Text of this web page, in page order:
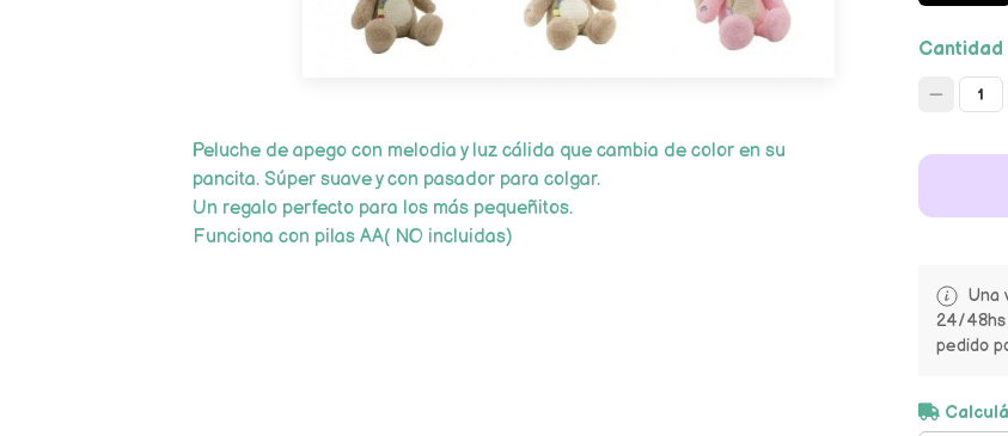
Peluche de apego con melodia y luz cálida que cambia de color en su
pancita. Súper suave y con pasador para colgar.
Un regalo perfecto para los más pequeñitos.
Funciona con pilas AA( NO incluidas)
Cantidad
1
Una
24/48hs
pedido
Calculá